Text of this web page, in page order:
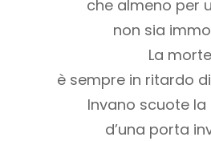
che almeno per
non sia
La morte
è sempre in ritardo
Invano scuote
d’una porta